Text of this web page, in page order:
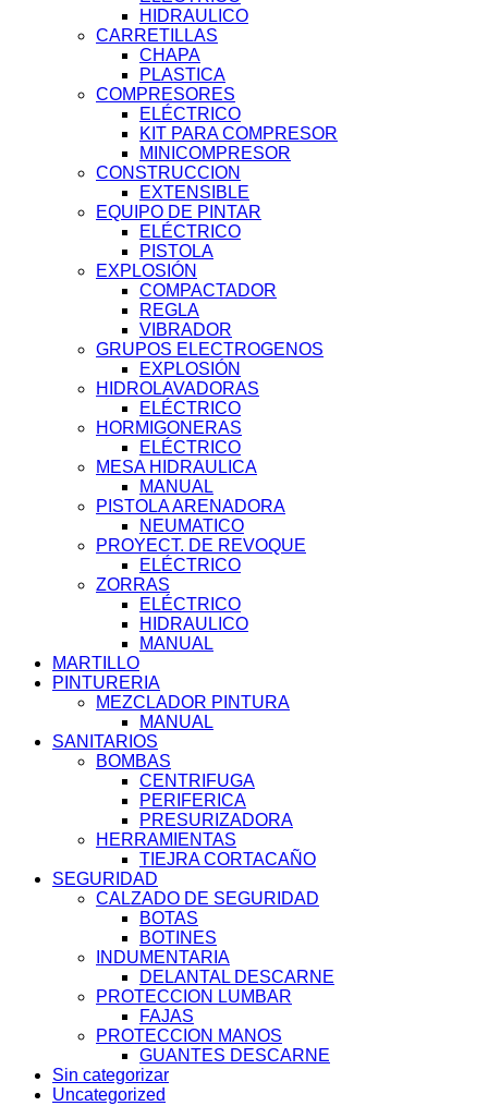
HIDRAULICO
CARRETILLAS
CHAPA
PLASTICA
COMPRESORES
ELÉCTRICO
KIT PARA COMPRESOR
MINICOMPRESOR
CONSTRUCCION
EXTENSIBLE
EQUIPO DE PINTAR
ELÉCTRICO
PISTOLA
EXPLOSIÓN
COMPACTADOR
REGLA
VIBRADOR
GRUPOS ELECTROGENOS
EXPLOSIÓN
HIDROLAVADORAS
ELÉCTRICO
HORMIGONERAS
ELÉCTRICO
MESA HIDRAULICA
MANUAL
PISTOLA ARENADORA
NEUMATICO
PROYECT. DE REVOQUE
ELÉCTRICO
ZORRAS
ELÉCTRICO
HIDRAULICO
MANUAL
MARTILLO
PINTURERIA
MEZCLADOR PINTURA
MANUAL
SANITARIOS
BOMBAS
CENTRIFUGA
PERIFERICA
PRESURIZADORA
HERRAMIENTAS
TIEJRA CORTACAÑO
SEGURIDAD
CALZADO DE SEGURIDAD
BOTAS
BOTINES
INDUMENTARIA
DELANTAL DESCARNE
PROTECCION LUMBAR
FAJAS
PROTECCION MANOS
GUANTES DESCARNE
Sin categorizar
Uncategorized